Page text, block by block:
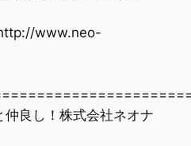
www.neo-
し！株式会社ネオナ